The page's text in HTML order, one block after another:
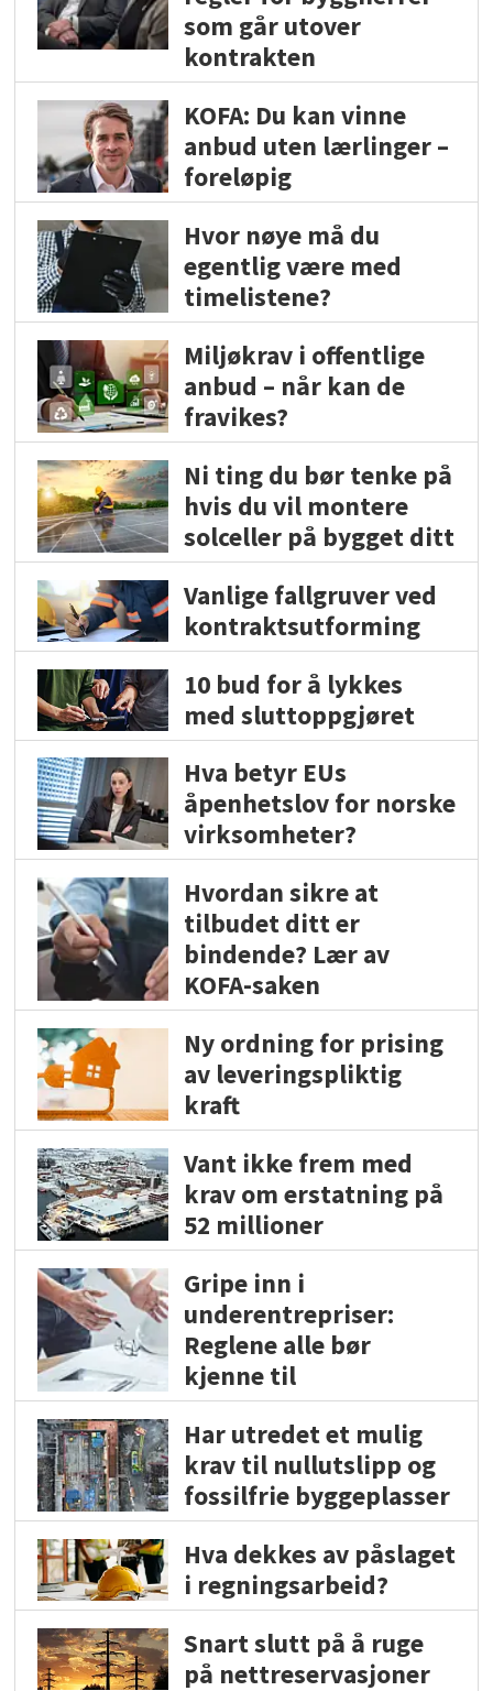
som går utover
kontrakten
KOFA: Du kan vinne
anbud uten lærlinger –
foreløpig
Hvor nøye må du
egentlig være med
timelistene?
Miljøkrav i offentlige
anbud – når kan de
fravikes?
Ni ting du bør tenke på
hvis du vil montere
solceller på bygget ditt
Vanlige fallgruver ved
kontraktsutforming
10 bud for å lykkes
med sluttoppgjøret
Hva betyr EUs
åpenhetslov for norske
virksomheter?
Hvordan sikre at
tilbudet ditt er
bindende? Lær av
KOFA-saken
Ny ordning for prising
av leveringspliktig
kraft
Vant ikke frem med
krav om erstatning på
52 millioner
Gripe inn i
underentrepriser:
Reglene alle bør
kjenne til
Har utredet et mulig
krav til nullutslipp og
fossilfrie byggeplasser
Hva dekkes av påslaget
i regningsarbeid?
Snart slutt på å ruge
på nettreservasjoner